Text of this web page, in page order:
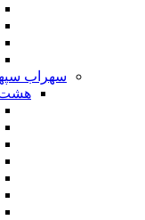
سهراب
هشت